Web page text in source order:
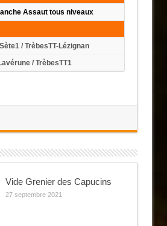
Assaut tous niveaux
Sète1 / TrèbesTT-Lézignan
/ TrèbesTT1
Vide Grenier des Capucins
27 septembre 2021